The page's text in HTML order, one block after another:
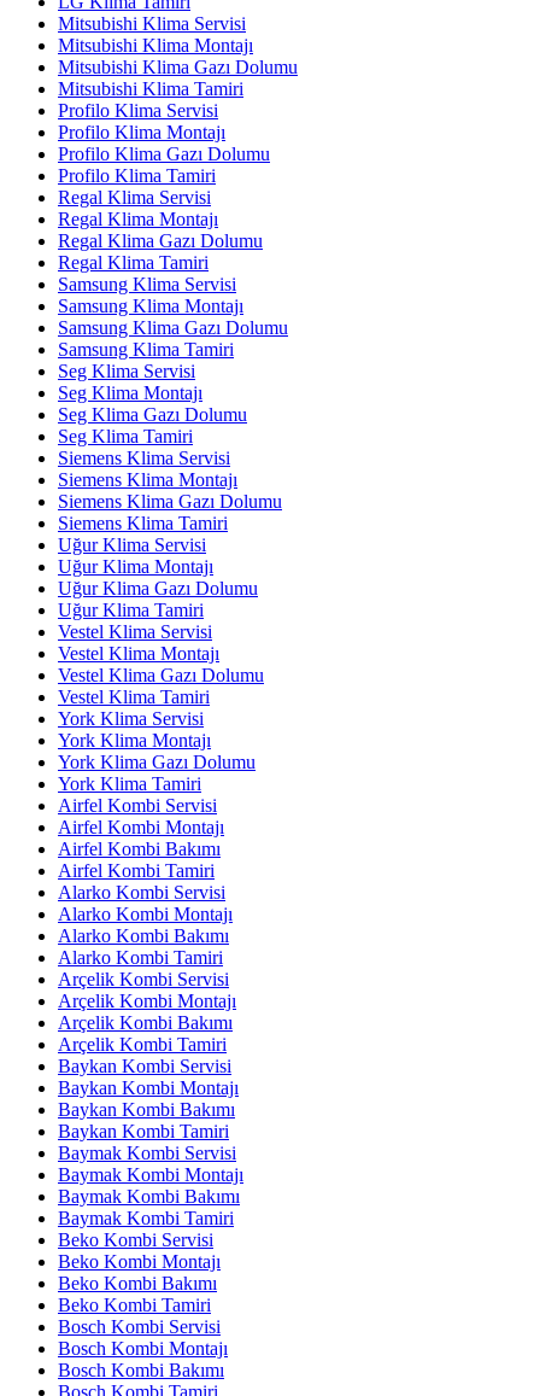
Mitsubishi Klima Servisi
Mitsubishi Klima Montajı
Mitsubishi Klima Gazı Dolumu
Mitsubishi Klima Tamiri
Profilo Klima Servisi
Profilo Klima Montajı
Profilo Klima Gazı Dolumu
Profilo Klima Tamiri
Regal Klima Servisi
Regal Klima Montajı
Regal Klima Gazı Dolumu
Regal Klima Tamiri
Samsung Klima Servisi
Samsung Klima Montajı
Samsung Klima Gazı Dolumu
Samsung Klima Tamiri
Seg Klima Servisi
Seg Klima Montajı
Seg Klima Gazı Dolumu
Seg Klima Tamiri
Siemens Klima Servisi
Siemens Klima Montajı
Siemens Klima Gazı Dolumu
Siemens Klima Tamiri
Uğur Klima Servisi
Uğur Klima Montajı
Uğur Klima Gazı Dolumu
Uğur Klima Tamiri
Vestel Klima Servisi
Vestel Klima Montajı
Vestel Klima Gazı Dolumu
Vestel Klima Tamiri
York Klima Servisi
York Klima Montajı
York Klima Gazı Dolumu
York Klima Tamiri
Airfel Kombi Servisi
Airfel Kombi Montajı
Airfel Kombi Bakımı
Airfel Kombi Tamiri
Alarko Kombi Servisi
Alarko Kombi Montajı
Alarko Kombi Bakımı
Alarko Kombi Tamiri
Arçelik Kombi Servisi
Arçelik Kombi Montajı
Arçelik Kombi Bakımı
Arçelik Kombi Tamiri
Baykan Kombi Servisi
Baykan Kombi Montajı
Baykan Kombi Bakımı
Baykan Kombi Tamiri
Baymak Kombi Servisi
Baymak Kombi Montajı
Baymak Kombi Bakımı
Baymak Kombi Tamiri
Beko Kombi Servisi
Beko Kombi Montajı
Beko Kombi Bakımı
Beko Kombi Tamiri
Bosch Kombi Servisi
Bosch Kombi Montajı
Bosch Kombi Bakımı